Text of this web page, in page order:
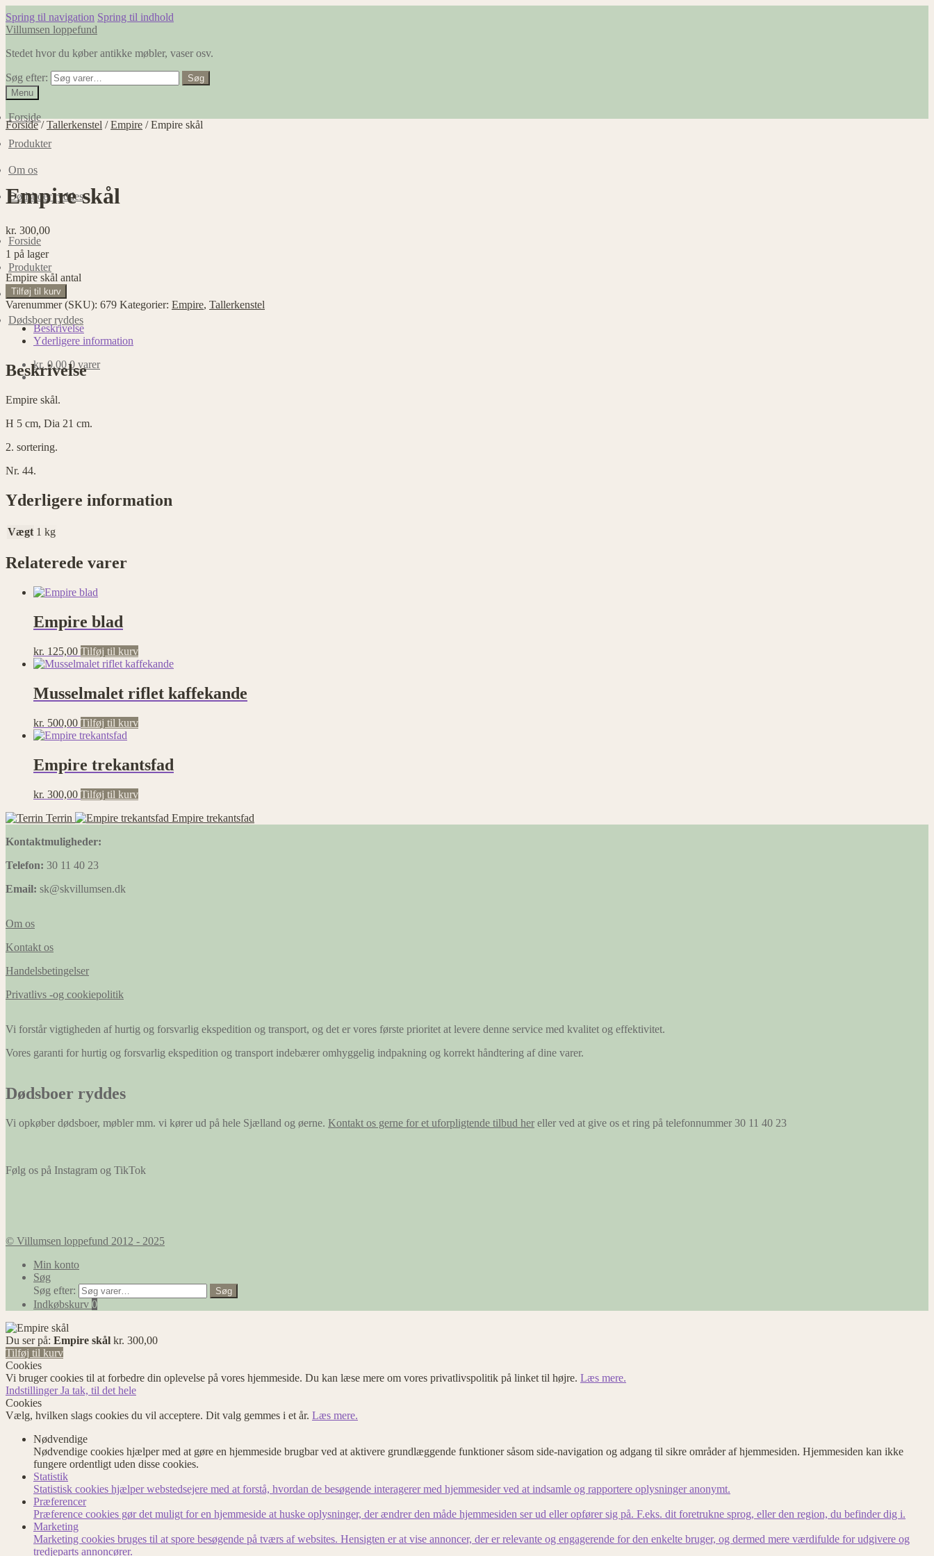
Spring til navigation Spring til indhold
Villumsen loppefund
Stedet hvor du køber antikke møbler, vaser osv.
Søg efter:
Søg
Menu
Forside
Produkter
Om os
Dødsboer ryddes
Forside
Produkter
Om os
Dødsboer ryddes
kr. 0,00 0 varer
Forside/Tallerkenstel /Empire /Empire skål
Empire skål
kr. 300,00
1 på lager
Empire skål antal
Tilføj til kurv
Varenummer (SKU): 679 Kategorier: Empire, Tallerkenstel
Beskrivelse
Yderligere information
Beskrivelse
Empire skål.
H 5 cm, Dia 21 cm.
2. sortering.
Nr. 44.
Yderligere information
Vægt 1 kg
Relaterede varer
Empire blad
kr. 125,00 Tilføj til kurv
Musselmalet riflet kaffekande
kr. 500,00 Tilføj til kurv
Empire trekantsfad
kr. 300,00 Tilføj til kurv
Terrin
Empire trekantsfad
Kontaktmuligheder:
Telefon: 30 11 40 23
Email: sk@skvillumsen.dk
Om os
Kontakt os
Handelsbetingelser
Privatlivs -og cookiepolitik
Vi forstår vigtigheden af hurtig og forsvarlig ekspedition og transport, og det er vores første prioritet at levere denne service med kvalitet og effektivitet.
Vores garanti for hurtig og forsvarlig ekspedition og transport indebærer omhyggelig indpakning og korrekt håndtering af dine varer.
Dødsboer ryddes
Vi opkøber dødsboer, møbler mm. vi kører ud på hele Sjælland og øerne. Kontakt os gerne for et uforpligtende tilbud her eller ved at give os et ring på telefonnummer 30 11 40 23
Følg os på Instagram og TikTok
© Villumsen loppefund 2012 - 2025
Min konto
Søg
Søg efter:
Søg
Indkøbskurv 0
Du ser på: Empire skål kr. 300,00
Tilføj til kurv
Cookies
Vi bruger cookies til at forbedre din oplevelse på vores hjemmeside. Du kan læse mere om vores privatlivspolitik på linket til højre. Læs mere.
IndstillingerJa tak, til det hele
Cookies
Vælg, hvilken slags cookies du vil acceptere. Dit valg gemmes i et år. Læs mere.
Nødvendige
Nødvendige cookies hjælper med at gøre en hjemmeside brugbar ved at aktivere grundlæggende funktioner såsom side-navigation og adgang til sikre områder af hjemmesiden. Hjemmesiden kan ikke
fungere ordentligt uden disse cookies.
Statistik
Statistisk cookies hjælper webstedsejere med at forstå, hvordan de besøgende interagerer med hjemmesider ved at indsamle og rapportere oplysninger anonymt.
Præferencer
Præference cookies gør det muligt for en hjemmeside at huske oplysninger, der ændrer den måde hjemmesiden ser ud eller opfører sig på. F.eks. dit foretrukne sprog, eller den region, du befinder dig i.
Marketing
Marketing cookies bruges til at spore besøgende på tværs af websites. Hensigten er at vise annoncer, der er relevante og engagerende for den enkelte bruger, og dermed mere værdifulde for udgivere og
tredjeparts annoncører.